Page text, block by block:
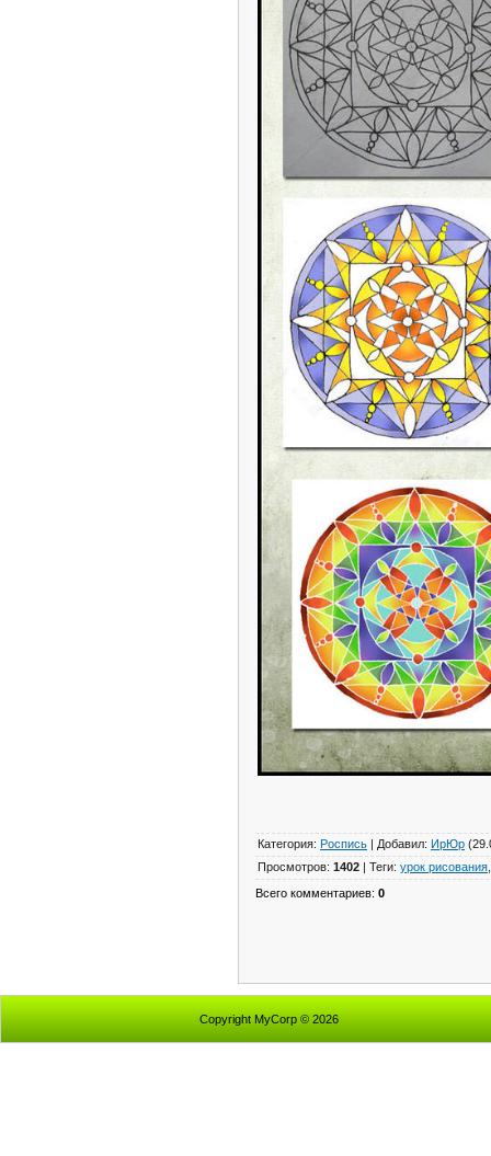
Категория: Роспись | Добавил: ИрЮр
Просмотров: 1402 | Теги: урок рисования
Всего комментариев: 0
Copyright MyCorp © 2026